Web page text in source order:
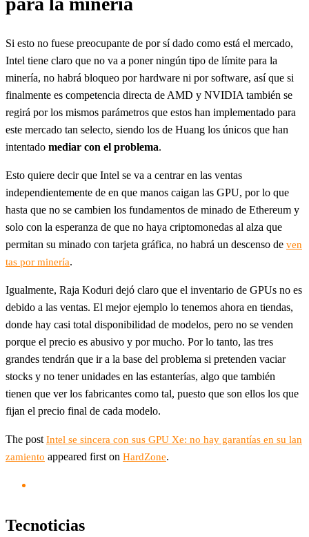
Si esto no fuese preocupante de por sí dado como está el mercado,
Intel tiene claro que no va a poner ningún tipo de límite para la
minería, no habrá bloqueo por hardware ni por software, así que si
finalmente es competencia directa de AMD y NVIDIA también se
regirá por los mismos parámetros que estos han implementado para
este mercado tan selecto, siendo los de Huang los únicos que han
intentado mediar con el problema.
Esto quiere decir que Intel se va a centrar en las ventas
independientemente de en que manos caigan las GPU, por lo que
hasta que no se cambien los fundamentos de minado de Ethereum y
solo con la esperanza de que no haya criptomonedas al alza que
permitan su minado con tarjeta gráfica, no habrá un descenso de ven
tas por minería.
Igualmente, Raja Koduri dejó claro que el inventario de GPUs no es
debido a las ventas. El mejor ejemplo lo tenemos ahora en tiendas,
donde hay casi total disponibilidad de modelos, pero no se venden
porque el precio es abusivo y por mucho. Por lo tanto, las tres
grandes tendrán que ir a la base del problema si pretenden vaciar
stocks y no tener unidades en las estanterías, algo que también
tienen que ver los fabricantes como tal, puesto que son ellos los que
fijan el precio final de cada modelo.
The post Intel se sincera con sus GPU Xe: no hay garantías en su lan
zamiento appeared first on HardZone.
Tecnoticias